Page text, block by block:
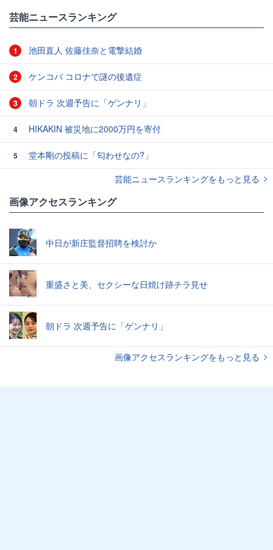
芸能ニュースランキング
1 池田直人 佐藤佳奈と電撃結婚
2 ケンコバ コロナで謎の後遺症
3 朝ドラ 次週予告に「ゲンナリ」
4 HIKAKIN 被災地に2000万円を寄付
5
堂本剛の投稿に「匂わせなの?」
芸能ニュースランキングをもっと見る
画像アクセスランキング
中日が新庄監督招聘を検討か
重盛さと美、セクシーな日焼け跡チラ見せ
朝ドラ 次週予告に「ゲンナリ」
画像アクセスランキングをもっと見る